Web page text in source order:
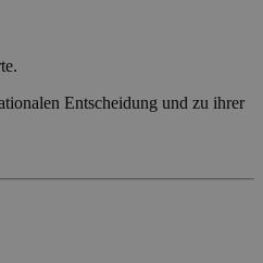
Entscheidung und zu ihrer